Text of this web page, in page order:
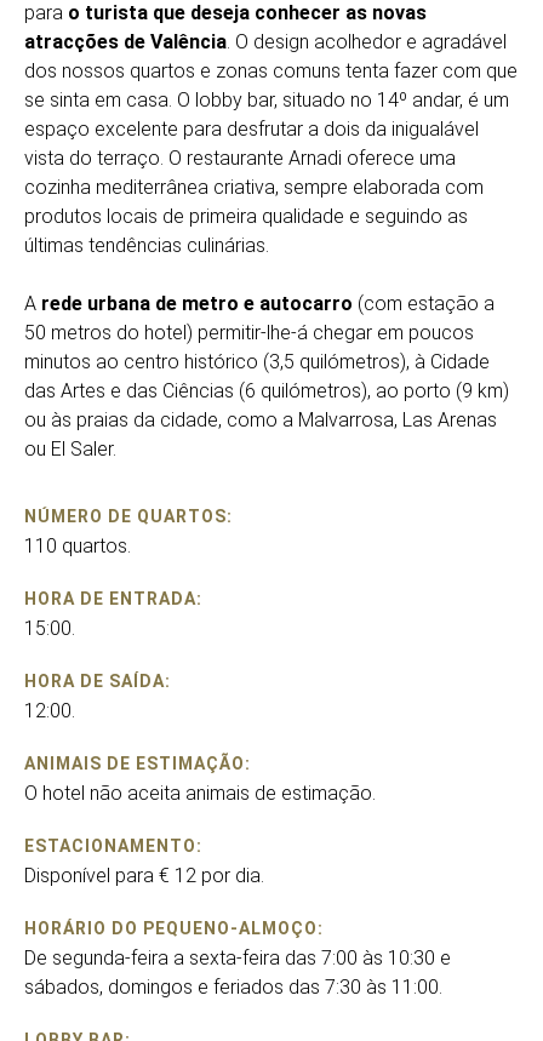
para o turista que deseja conhecer as novas
atracções de Valência. O design acolhedor e agradável
dos nossos quartos e zonas comuns tenta fazer com que
se sinta em casa. O lobby bar, situado no 14º andar, é um
espaço excelente para desfrutar a dois da inigualável
vista do terraço. O restaurante Arnadi oferece uma
cozinha mediterrânea criativa, sempre elaborada com
produtos locais de primeira qualidade e seguindo as
últimas tendências culinárias.
A rede urbana de metro e autocarro (com estação a
50 metros do hotel) permitir-lhe-á chegar em poucos
minutos ao centro histórico (3,5 quilómetros), à Cidade
das Artes e das Ciências (6 quilómetros), ao porto (9 km)
ou às praias da cidade, como a Malvarrosa, Las Arenas
ou El Saler.
NÚMERO DE QUARTOS:
110 quartos.
HORA DE ENTRADA:
15:00.
HORA DE SAÍDA:
12:00.
ANIMAIS DE ESTIMAÇÃO:
O hotel não aceita animais de estimação.
ESTACIONAMENTO:
Disponível para € 12 por dia.
HORÁRIO DO PEQUENO-ALMOÇO:
De segunda-feira a sexta-feira das 7:00 às 10:30 e
sábados, domingos e feriados das 7:30 às 11:00.